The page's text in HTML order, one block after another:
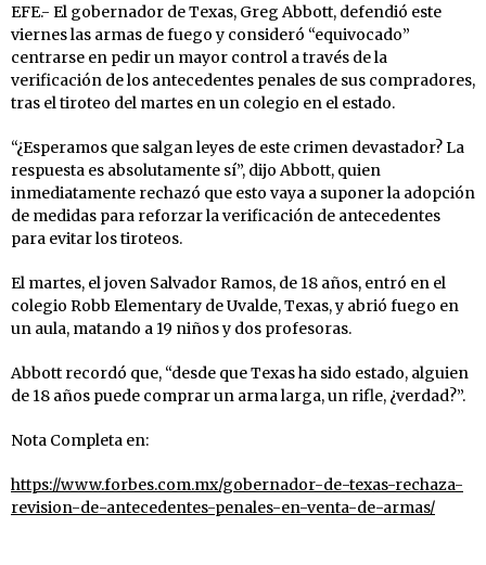
EFE.- El gobernador de Texas, Greg Abbott, defendió este
viernes las armas de fuego y consideró “equivocado”
centrarse en pedir un mayor control a través de la
verificación de los antecedentes penales de sus compradores,
tras el tiroteo del martes en un colegio en el estado.
“¿Esperamos que salgan leyes de este crimen devastador? La
respuesta es absolutamente sí”, dijo Abbott, quien
inmediatamente rechazó que esto vaya a suponer la adopción
de medidas para reforzar la verificación de antecedentes
para evitar los tiroteos.
El martes, el joven Salvador Ramos, de 18 años, entró en el
colegio Robb Elementary de Uvalde, Texas, y abrió fuego en
un aula, matando a 19 niños y dos profesoras.
Abbott recordó que, “desde que Texas ha sido estado, alguien
de 18 años puede comprar un arma larga, un rifle, ¿verdad?”.
Nota Completa en:
https://www.forbes.com.mx/gobernador-de-texas-rechaza-
revision-de-antecedentes-penales-en-venta-de-armas/